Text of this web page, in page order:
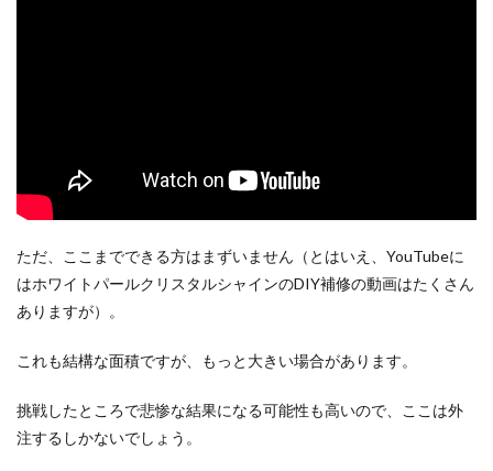
ただ、ここまでできる方はまずいません（とはいえ、YouTubeに
はホワイトパールクリスタルシャインのDIY補修の動画はたくさん
ありますが）。
これも結構な面積ですが、もっと大きい場合があります。
挑戦したところで悲惨な結果になる可能性も高いので、ここは外
注するしかないでしょう。